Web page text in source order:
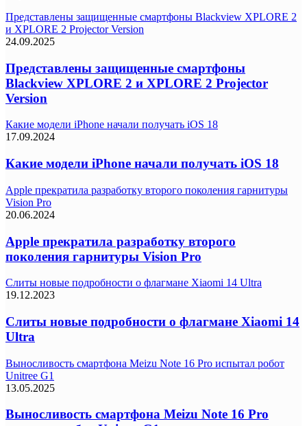
Представлены защищенные смартфоны Blackview XPLORE 2
и XPLORE 2 Projector Version
24.09.2025
Представлены защищенные смартфоны
Blackview XPLORE 2 и XPLORE 2 Projector
Version
Какие модели iPhone начали получать iOS 18
17.09.2024
Какие модели iPhone начали получать iOS 18
Apple прекратила разработку второго поколения гарнитуры
Vision Pro
20.06.2024
Apple прекратила разработку второго
поколения гарнитуры Vision Pro
Слиты новые подробности о флагмане Xiaomi 14 Ultra
19.12.2023
Слиты новые подробности о флагмане Xiaomi 14
Ultra
Выносливость смартфона Meizu Note 16 Pro испытал робот
Unitree G1
13.05.2025
Выносливость смартфона Meizu Note 16 Pro